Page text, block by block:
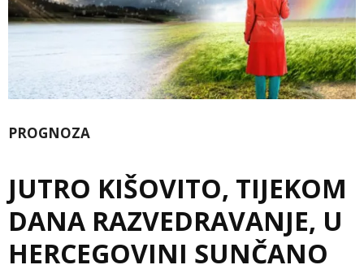
PROGNOZA
JUTRO KIŠOVITO, TIJEKOM
DANA RAZVEDRAVANJE, U
HERCEGOVINI SUNČANO